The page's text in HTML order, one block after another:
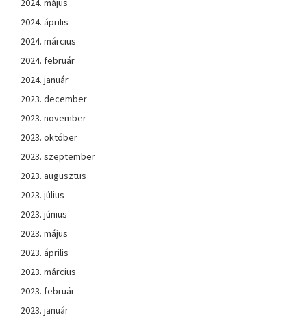
2024. május
2024. április
2024. március
2024. február
2024. január
2023. december
2023. november
2023. október
2023. szeptember
2023. augusztus
2023. július
2023. június
2023. május
2023. április
2023. március
2023. február
2023. január